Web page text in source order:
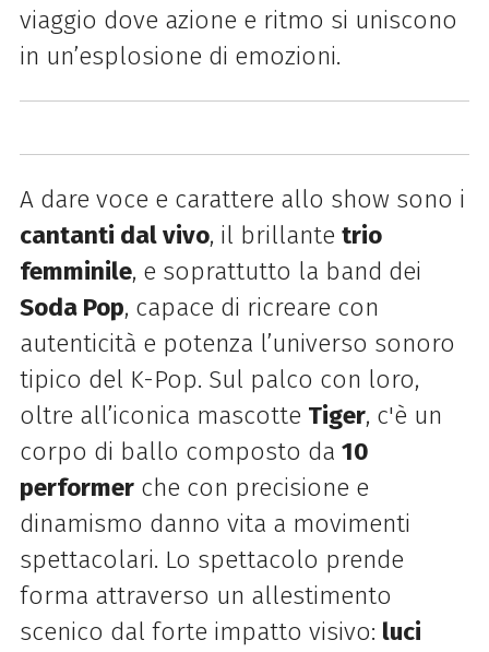
viaggio dove azione e ritmo si uniscono
in un’esplosione di emozioni.
A dare voce e carattere allo show sono i
cantanti dal vivo, il brillante trio
femminile, e soprattutto la band dei
Soda Pop, capace di ricreare con
autenticità e potenza l’universo sonoro
tipico del K-Pop. Sul palco con loro,
oltre all’iconica mascotte Tiger, c'è un
corpo di ballo composto da 10
performerche con precisione e
dinamismo danno vita a movimenti
spettacolari. Lo spettacolo prende
forma attraverso un allestimento
scenico dal forte impatto visivo: luci